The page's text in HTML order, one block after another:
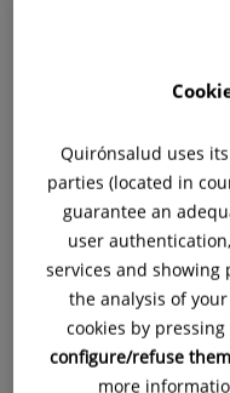
Pide cita con este
Hospital
C/ Juan Bravo, 39
28006 Madrid
Quirónsalud uses
parties (located in
guarantee an
user
services and
the analysis of
cookies by
configure/refuse them
more